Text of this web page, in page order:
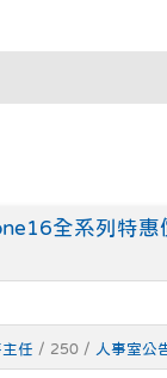
全系列特惠
主任 / 250 / 人事室公